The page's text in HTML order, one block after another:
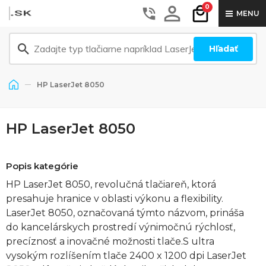
0
MENU
Hľadať
HP LaserJet 8050
HP LaserJet 8050
Popis kategórie
HP LaserJet 8050, revolučná tlačiareň, ktorá
presahuje hranice v oblasti výkonu a flexibility.
LaserJet 8050, označovaná týmto názvom, prináša
do kancelárskych prostredí výnimočnú rýchlosť,
precíznosť a inovačné možnosti tlače.S ultra
vysokým rozlíšením tlače 2400 x 1200 dpi LaserJet